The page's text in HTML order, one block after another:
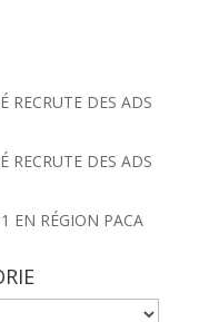
RECRUTE DES ADS
RECRUTE DES ADS
EN RÉGION PACA